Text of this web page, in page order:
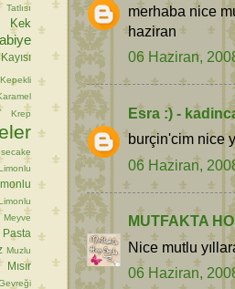
merhaba nice
haziran
06 Haziran,
Esra :) -
burçin'cim nice
06 Haziran,
MUTFAKTA
Nice mutlu
06 Haziran,
Kek
Kayısı
Kepekli
Krep
Meyve
Muzlu
Mısır